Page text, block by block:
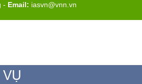
- Email: iasvn@vnn.vn